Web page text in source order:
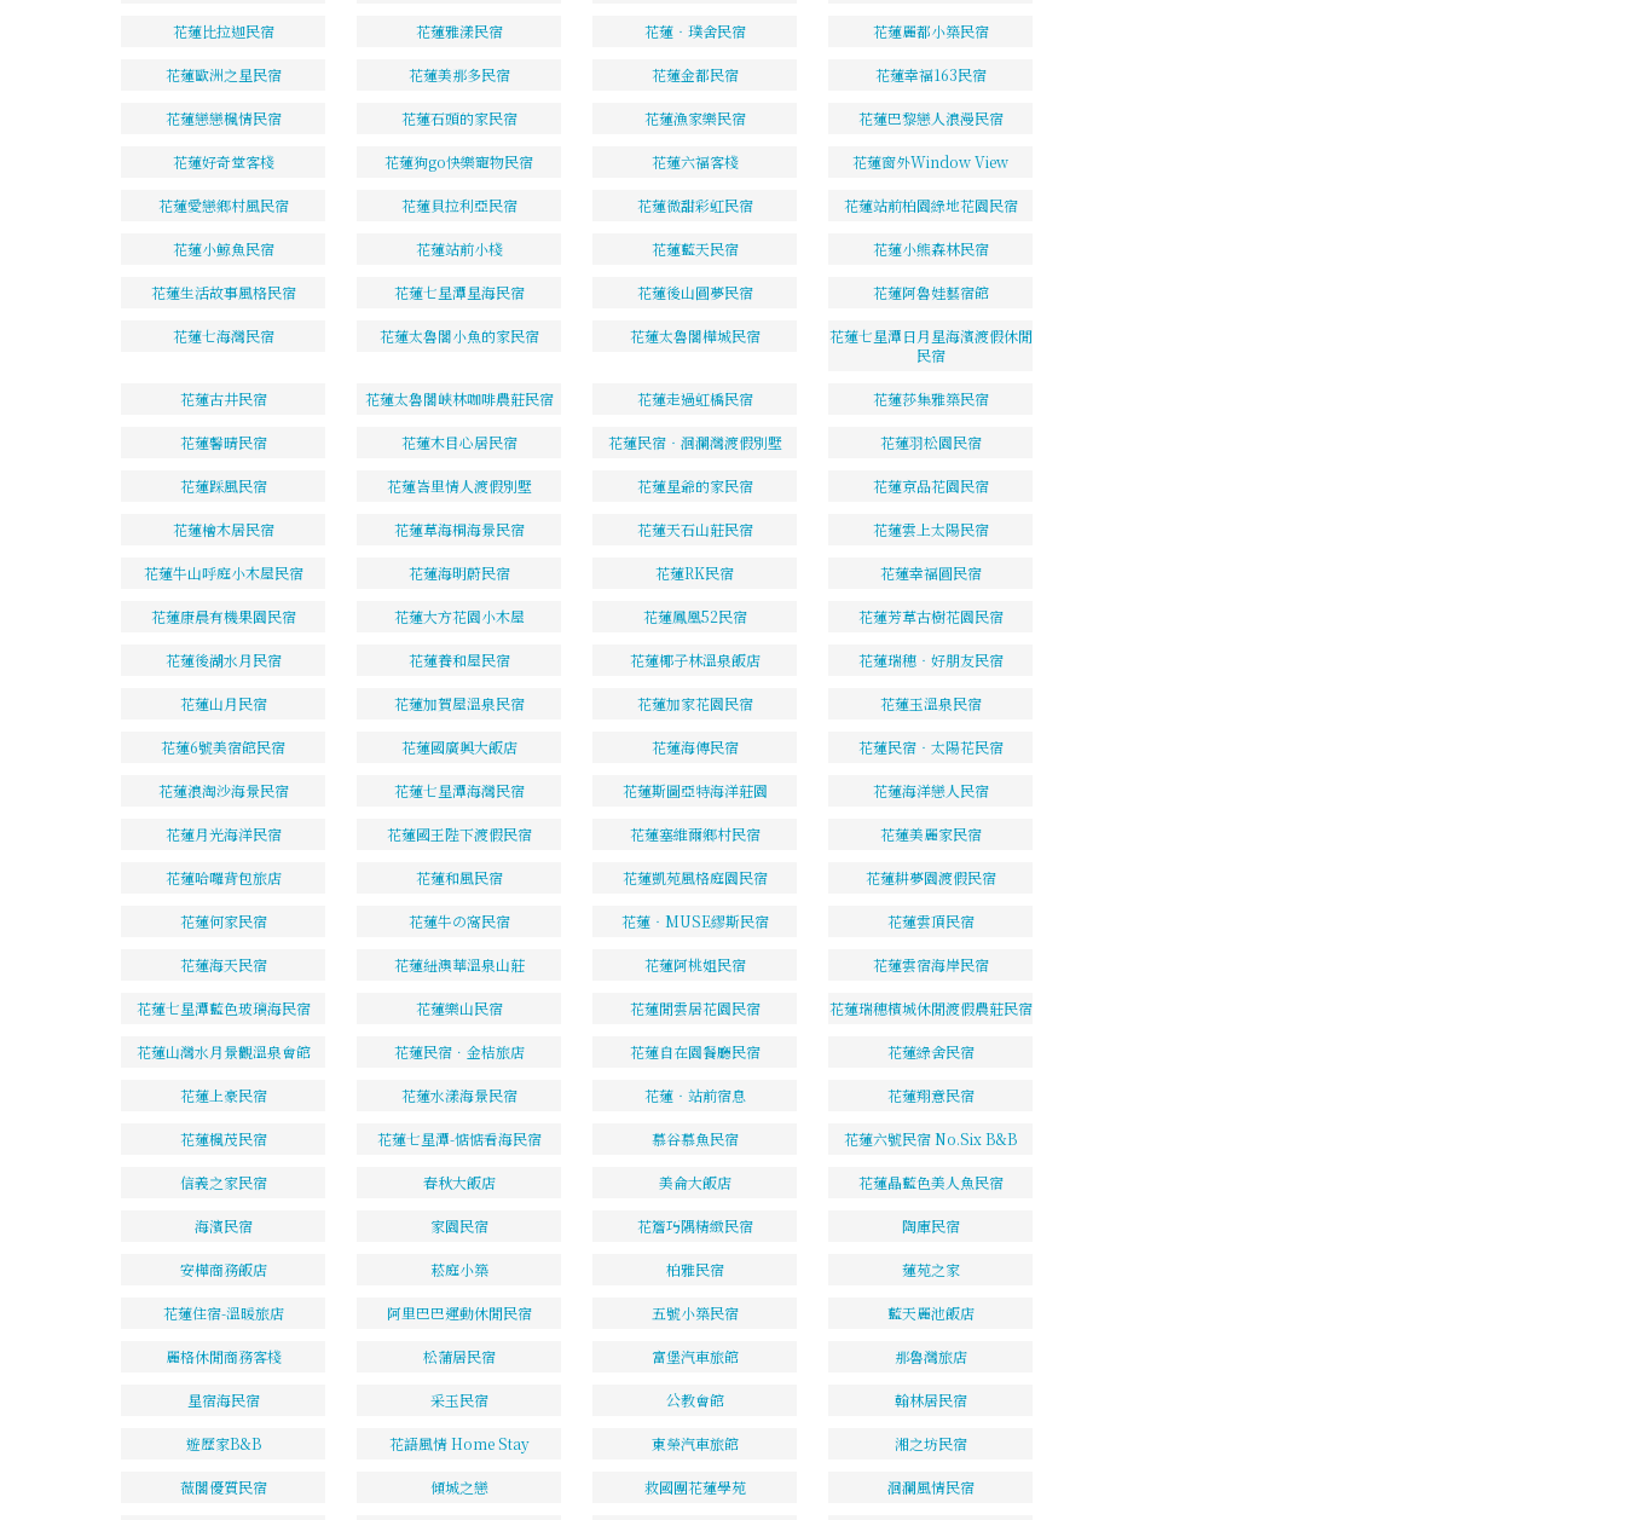
花蓮比拉迦民宿 花蓮雅漾民宿 花蓮‧璞舍民宿 花蓮麗都小築民宿
花蓮歐洲之星民宿 花蓮美那多民宿 花蓮金都民宿 花蓮幸福163民宿
花蓮戀戀楓情民宿 花蓮石頭的家民宿 花蓮漁家樂民宿 花蓮巴黎戀人浪漫民宿
花蓮好奇堂客棧 花蓮狗go快樂寵物民宿 花蓮六福客棧 花蓮窗外Window View
花蓮愛戀鄉村風民宿 花蓮貝拉利亞民宿 花蓮微甜彩虹民宿 花蓮站前柏園綠地花園民宿
花蓮小鯨魚民宿 花蓮站前小棧 花蓮藍天民宿 花蓮小熊森林民宿
花蓮生活故事風格民宿 花蓮七星潭星海民宿 花蓮後山圓夢民宿 花蓮阿魯娃藝宿館
花蓮七海灣民宿 花蓮太魯閣小魚的家民宿 花蓮太魯閣樺城民宿
花蓮七星潭日月星海濱渡假休閒
民宿
花蓮古井民宿 花蓮太魯閣峽林咖啡農莊民宿 花蓮走過虹橋民宿 花蓮莎集雅築民宿
花蓮馨晴民宿 花蓮木目心居民宿 花蓮民宿‧洄瀾灣渡假別墅 花蓮羽松園民宿
花蓮踩風民宿 花蓮峇里情人渡假別墅 花蓮星爺的家民宿 花蓮京品花園民宿
花蓮檜木居民宿 花蓮草海桐海景民宿 花蓮天石山莊民宿 花蓮雲上太陽民宿
花蓮牛山呼庭小木屋民宿 花蓮海明蔚民宿 花蓮RK民宿 花蓮幸福圓民宿
花蓮康晨有機果園民宿 花蓮大方花園小木屋 花蓮鳳凰52民宿 花蓮芳草古樹花園民宿
花蓮後湖水月民宿 花蓮養和屋民宿 花蓮椰子林溫泉飯店 花蓮瑞穗‧好朋友民宿
花蓮山月民宿 花蓮加賀屋溫泉民宿 花蓮加家花園民宿 花蓮玉溫泉民宿
花蓮6號美宿館民宿 花蓮國廣興大飯店 花蓮海傳民宿 花蓮民宿‧太陽花民宿
花蓮浪淘沙海景民宿 花蓮七星潭海灣民宿 花蓮斯圖亞特海洋莊園 花蓮海洋戀人民宿
花蓮月光海洋民宿 花蓮國王陛下渡假民宿 花蓮塞維爾鄉村民宿 花蓮美麗家民宿
花蓮哈囉背包旅店 花蓮和風民宿 花蓮凱苑風格庭園民宿 花蓮耕夢園渡假民宿
花蓮何家民宿 花蓮牛の窩民宿 花蓮‧MUSE繆斯民宿 花蓮雲頂民宿
花蓮海天民宿 花蓮紐澳華溫泉山莊 花蓮阿桃姐民宿 花蓮雲宿海岸民宿
花蓮七星潭藍色玻璃海民宿 花蓮樂山民宿 花蓮閒雲居花園民宿 花蓮瑞穗檳城休閒渡假農莊民宿
花蓮山灣水月景觀溫泉會館 花蓮民宿．金桔旅店 花蓮自在園餐廳民宿 花蓮綠舍民宿
花蓮上豪民宿 花蓮水漾海景民宿 花蓮‧站前宿息 花蓮翔意民宿
花蓮楓茂民宿 花蓮七星潭-惦惦看海民宿 慕谷慕魚民宿 花蓮六號民宿 No.Six B&B
信義之家民宿 春秋大飯店 美侖大飯店 花蓮晶藍色美人魚民宿
海濱民宿 家園民宿 花簷巧隅精緻民宿 陶庫民宿
安樺商務飯店 菘庭小築 柏雅民宿 蓮苑之家
花蓮住宿-溫暖旅店 阿里巴巴運動休閒民宿 五號小築民宿 藍天麗池飯店
麗格休閒商務客棧 松蒲居民宿 富堡汽車旅館 那魯灣旅店
星宿海民宿 采玉民宿 公教會館 翰林居民宿
遊歷家B&B 花語風情 Home Stay 東榮汽車旅館 湘之坊民宿
薇閣優質民宿 傾城之戀 救國團花蓮學苑 洄瀾風情民宿